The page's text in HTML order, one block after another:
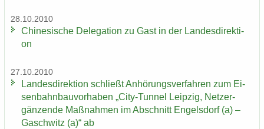
28.10.2010
Chi­ne­si­sche De­le­ga­ti­on zu Gast in der Lan­des­di­rek­ti­
on
27.10.2010
Lan­des­di­rek­ti­on schließt An­hö­rungs­ver­fah­ren zum Ei­
sen­bahn­bau­vor­ha­ben „City-​Tunnel Leip­zig, Netz­er­
gän­zen­de Maß­nah­men im Ab­schnitt En­gels­dorf (a) –
Gaschwitz (a)“ ab